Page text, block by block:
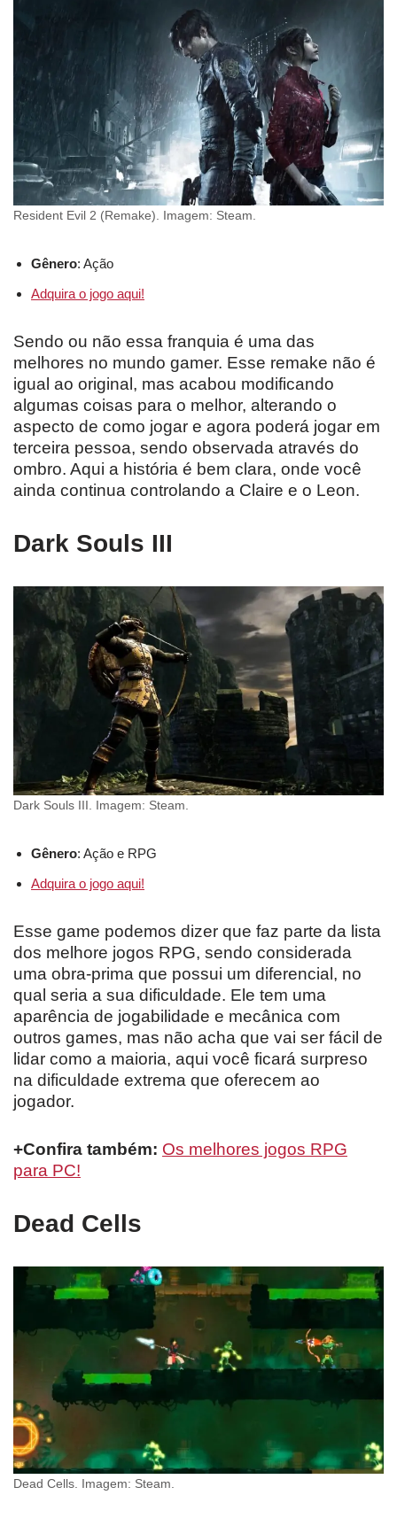
Resident Evil 2 (Remake). Imagem: Steam.
Gênero: Ação
Adquira o jogo aqui!
Sendo ou não essa franquia é uma das
melhores no mundo gamer. Esse remake não é
igual ao original, mas acabou modificando
algumas coisas para o melhor, alterando o
aspecto de como jogar e agora poderá jogar em
terceira pessoa, sendo observada através do
ombro. Aqui a história é bem clara, onde você
ainda continua controlando a Claire e o Leon.
Dark Souls III
Dark Souls III. Imagem: Steam.
Gênero: Ação e RPG
Adquira o jogo aqui!
Esse game podemos dizer que faz parte da lista
dos melhore jogos RPG, sendo considerada
uma obra-prima que possui um diferencial, no
qual seria a sua dificuldade. Ele tem uma
aparência de jogabilidade e mecânica com
outros games, mas não acha que vai ser fácil de
lidar como a maioria, aqui você ficará surpreso
na dificuldade extrema que oferecem ao
jogador.
+Confira também: Os melhores jogos RPG
para PC!
Dead Cells
Dead Cells. Imagem: Steam.